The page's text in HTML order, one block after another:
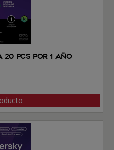
20 PCs por 1 Año